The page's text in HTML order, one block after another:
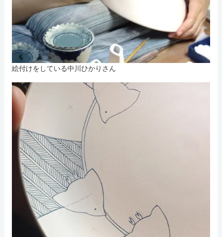
絵付けをしている中川ひかりさん